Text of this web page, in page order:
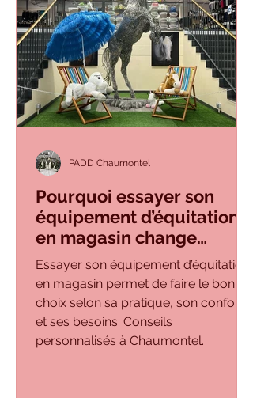
Pourquoi essayer son
équipement d’équitation
en magasin change
vraiment tout ?
Essayer son équipement d’équitation
en magasin permet de faire le bon
choix selon sa pratique, son confort
et ses besoins. Conseils
personnalisés à Chaumontel.
PADD Chaumontel